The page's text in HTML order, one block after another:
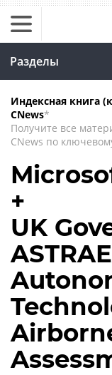
Разделы
Индексная книга
CNews*
Получите все
CNews по
+
UK